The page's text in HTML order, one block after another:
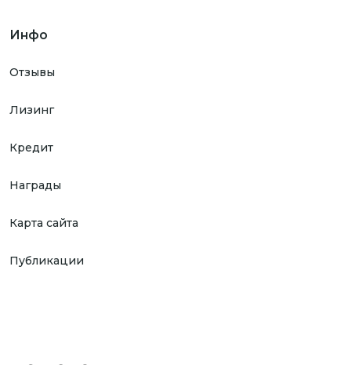
Инфо
Отзывы
Лизинг
Кредит
Награды
Карта сайта
Публикации